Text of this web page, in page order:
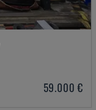
59.000 €